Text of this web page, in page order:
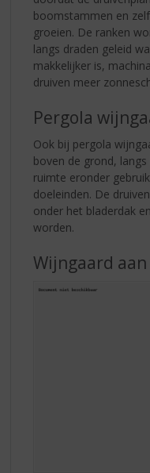
boomstammen en
groeien. De ranken
langs draden geleid
makkelijker is,
druiven meer
Pergola
Ook bij pergola
boven de grond,
ruimte eronder
doeleinden. De
onder het bladerdak
worden.
Wijngaard aan